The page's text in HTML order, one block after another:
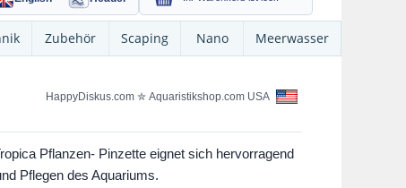
Zubehör Scaping Nano Meerwasser
HappyDiskus.com ✮ Aquaristikshop.com USA
Pflanzen- Pinzette eignet sich hervorragend
Pflegen des Aquariums.